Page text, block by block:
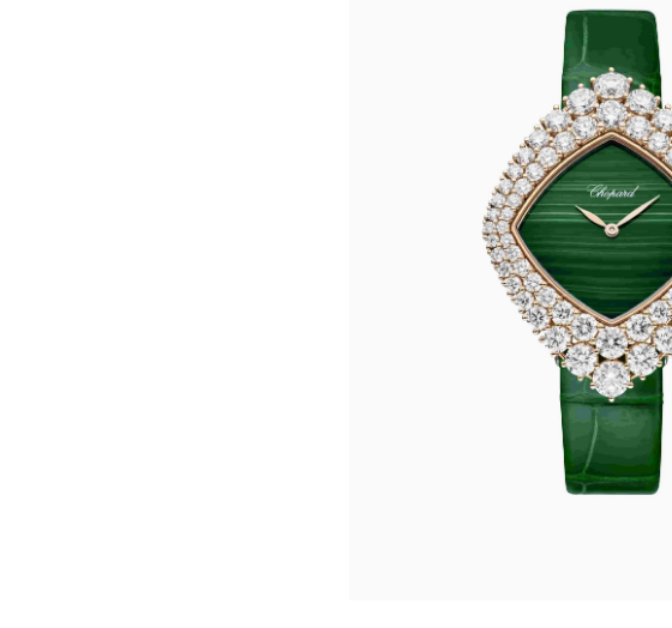
重庆市江北区观音桥步行街2号融恒时代广场写字楼9
长沙市芙蓉区定王台街道建湘路393号世茂环球金融
郑州市二七区铭功路10号华润大厦写字楼29层2905
太原市迎泽区解放路15号亨得利名表服务中心（品
沈阳市沈河区中街路137号亨得利名表服务中心（品
沈阳市沈河区中街路83号亨得利名表服务中心（品
乌鲁木齐市天山区红山路26号时代广场（CCMALL
温州市鹿城区锦绣路1067号置信广场10层1015室（
哈尔滨市道里区友谊西路600号富力中心T2座写字楼
大连市中山区人民路15号国际金融大厦7层G室（需提
佛山市禅城区季华五路57号万科金融中心C座12层
东莞市东城街道鸿福东路1号民盈国贸中心T1写字楼
无锡市梁溪区人民中路139号恒隆广场写字楼1座11
南通市崇川区工农路57号圆融广场写字楼16层1603
苏州市苏州工业园区星港街199号苏州中心办公楼C